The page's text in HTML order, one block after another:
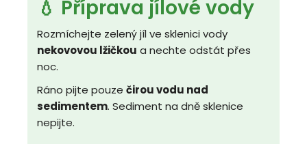
💧 Příprava jílové vody
Rozmíchejte zelený jíl ve sklenici vody
nekovovou lžičkou a nechte odstát přes
noc.
Ráno pijte pouze čirou vodu nad
sedimentem. Sediment na dně sklenice
nepijte.